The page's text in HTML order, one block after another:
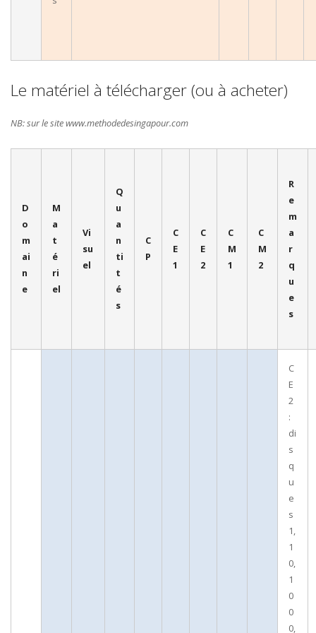
Le matériel à télécharger (ou à acheter)
NB: sur le site www.methodedesingapour.com
D
o
m
ai
n
e
M
a
t
é
ri
el
Vi
su
el
Q
u
a
n
ti
t
é
s
C
P
C
E
1
C
E
2
C
M
1
C
M
2
R
e
m
a
r
q
u
e
s
C
E
2
:
di
s
q
u
e
s
1,
1
0,
1
0
0
0,